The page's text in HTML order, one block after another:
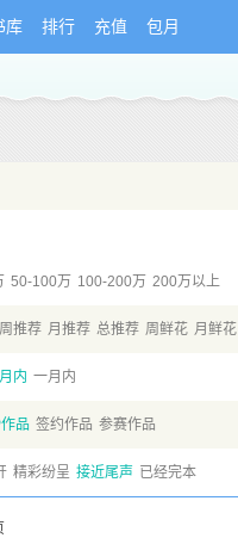
库 排行 充值 包月
50-100万 100-200万 200万以上
周推荐 月推荐 总推荐 周鲜花 月鲜花
内 一月内
品 签约作品 参赛作品
精彩纷呈 接近尾声 已经完本